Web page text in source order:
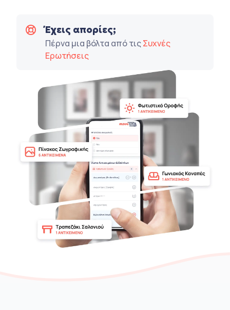
Έχεις απορίες;
Πέρνα μια βόλτα από τιςΣυχνές
Ερωτήσεις